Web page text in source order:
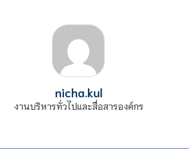
nicha.kul
งานบริหารทั่วไปและสื่อสารองค์กร